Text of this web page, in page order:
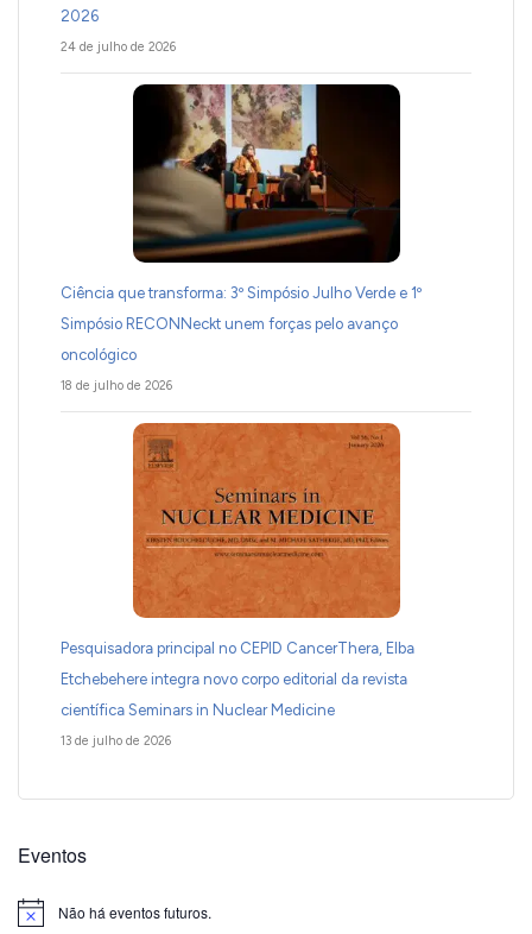
2026
24 de julho de 2026
Ciência que transforma: 3º Simpósio Julho Verde e 1º
Simpósio RECONNeckt unem forças pelo avanço
oncológico
18 de julho de 2026
Pesquisadora principal no CEPID CancerThera, Elba
Etchebehere integra novo corpo editorial da revista
científica Seminars in Nuclear Medicine
13 de julho de 2026
Eventos
Notice Não há eventos futuros.